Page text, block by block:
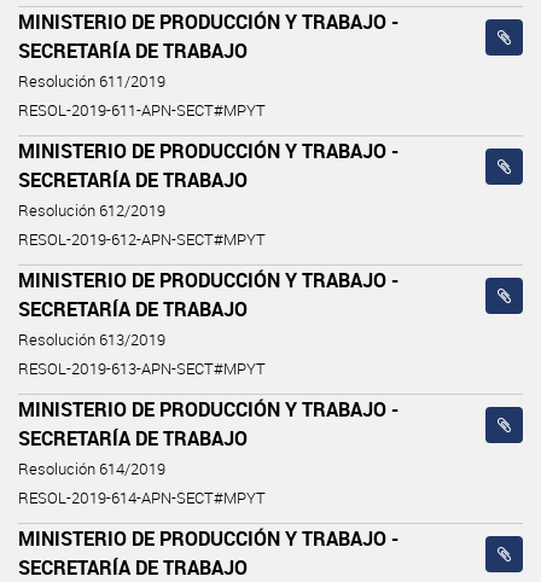
MINISTERIO DE PRODUCCIÓN Y TRABAJO -
SECRETARÍA DE TRABAJO
Resolución 611/2019
RESOL-2019-611-APN-SECT#MPYT
MINISTERIO DE PRODUCCIÓN Y TRABAJO -
SECRETARÍA DE TRABAJO
Resolución 612/2019
RESOL-2019-612-APN-SECT#MPYT
MINISTERIO DE PRODUCCIÓN Y TRABAJO -
SECRETARÍA DE TRABAJO
Resolución 613/2019
RESOL-2019-613-APN-SECT#MPYT
MINISTERIO DE PRODUCCIÓN Y TRABAJO -
SECRETARÍA DE TRABAJO
Resolución 614/2019
RESOL-2019-614-APN-SECT#MPYT
MINISTERIO DE PRODUCCIÓN Y TRABAJO -
SECRETARÍA DE TRABAJO